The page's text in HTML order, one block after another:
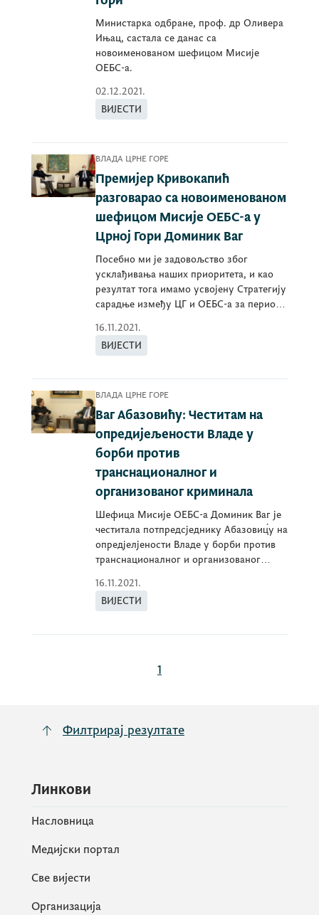
Министарка одбране, проф. др Оливера
Ињац, састала се данас са
новоименованом шефицом Мисије
ОЕБС-а.
02.12.2021.
ВИЈЕСТИ
ВЛАДА ЦРНЕ ГОРЕ
Премијер Кривокапић
разговарао са новоименованом
шефицом Мисије ОЕБС-а у
Црној Гори Доминик Ваг
Посебно ми је задовољство због
усклађивања наших приоритета, и као
резултат тога имамо усвојену Стратегију
сарадње између ЦГ и ОЕБС-а за период
16.11.2021.
ВИЈЕСТИ
ВЛАДА ЦРНЕ ГОРЕ
Ваг Абазовићу: Честитам на
опредијељености Владе у
борби против
транснационалног и
организованог криминала
Шефица Мисије ОЕБС-а Доминик Ваг је
честитала потпредсједнику Абазовиц́у на
опредјелјености Владе у борби против
транснационалног и организованог
16.11.2021.
ВИЈЕСТИ
1
Филтрирај резултате
Линкови
Насловница
Медијски портал
Све вијести
Организација